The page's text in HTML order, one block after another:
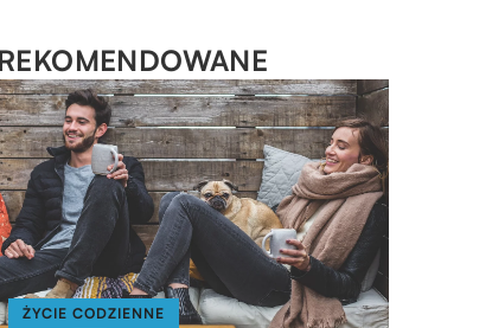
REKOMENDOWANE
DOM I OGRODNICTWO
BIZNES
ŻYCIE CODZIENNE